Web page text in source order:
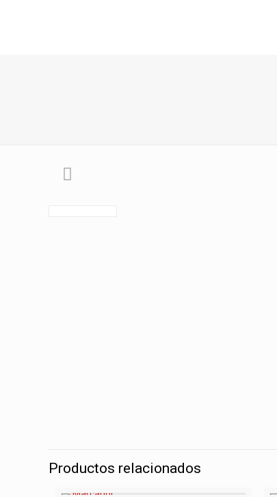
Productos relacionados